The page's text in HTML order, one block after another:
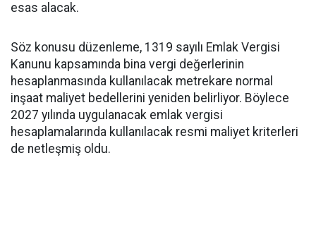
esas alacak.
Söz konusu düzenleme, 1319 sayılı Emlak Vergisi
Kanunu kapsamında bina vergi değerlerinin
hesaplanmasında kullanılacak metrekare normal
inşaat maliyet bedellerini yeniden belirliyor. Böylece
2027 yılında uygulanacak emlak vergisi
hesaplamalarında kullanılacak resmi maliyet kriterleri
de netleşmiş oldu.